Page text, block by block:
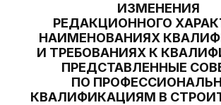
ИЗМЕНЕНИЯ
РЕДАКЦИОННОГО
НАИМЕНОВАНИЯХ
И ТРЕБОВАНИЯХ К
ПРЕДСТАВЛЕННЫЕ
ПО
КВАЛИФИКАЦИЯМ В